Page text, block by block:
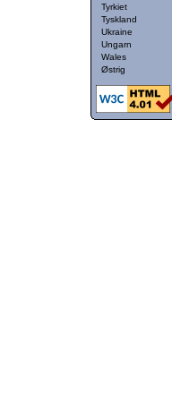
Tyrkiet
Tyskland
Ukraine
Ungarn
Wales
Østrig